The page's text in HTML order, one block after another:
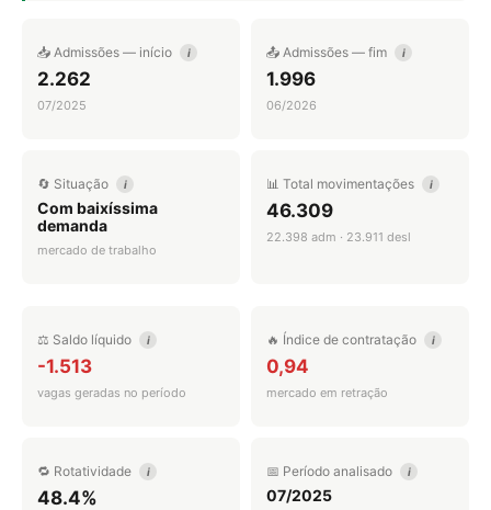
📥 Admissões — início i
2.262
07/2025
📤 Admissões — fim i
1.996
06/2026
🔄 Situação i
Com baixíssima
demanda
mercado de trabalho
📊 Total movimentações i
46.309
22.398 adm · 23.911 desl
⚖️ Saldo líquido i
-1.513
vagas geradas no período
🔥 Índice de contratação i
0,94
mercado em retração
🔁 Rotatividade i
48.4%
📅 Período analisado i
07/2025